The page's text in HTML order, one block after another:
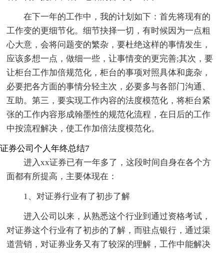
在下一年的工作中，我的计划如下：首先将现有的
工作变的更细节化。细节抉择一切，有时候因为一点粗
心大意，会将问题变的繁杂，要杜绝这样的事情发生，
应该多想一点，做细一些，让事情变的更完善;其次，要
让柜台工作加倍规范化，柜台的事项对照具体和庞杂，
必要把各方面的事情分轻主次，必要多与各部门沟通、
互助。第三，要实现工作内容的法度模范化，将柜台紧
张的工作内容形成翰墨性的规范化流程，在日后的工作
中按流程解决，使工作加倍法度模范化。
证券公司个人年终总结7
进入xx证券已有一年多了，这段时间自身在各个方
面都有所提高，主要体现在：
1、对证券行业有了初步了解
进入公司以来，从熟悉这个行业到通过资格考试，
对证券这个行业有了初步的了解，而驻点银行，通过渠
道营销，对证券业务又有了较深的理解，工作中能解决